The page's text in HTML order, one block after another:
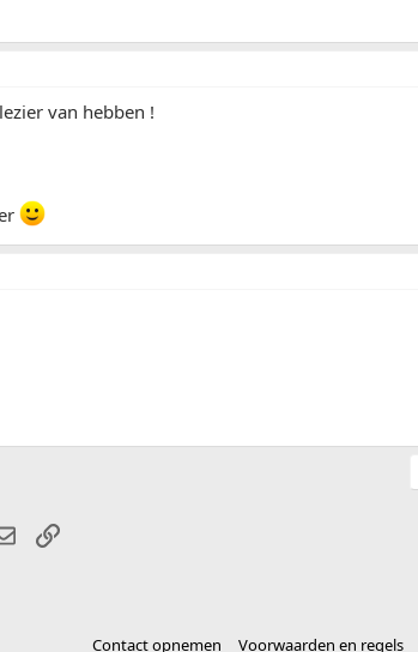
van hebben !
E-mailLink
Contact opnemen Voorwaarden en regels